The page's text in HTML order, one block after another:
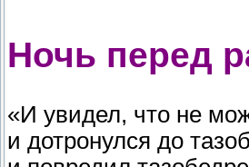
Ночь перед
«И увидел, что не
и дотронулся до